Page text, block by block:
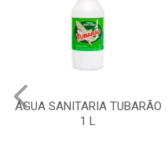
ÁGUA SANITARIA TUBARÃO
1 L